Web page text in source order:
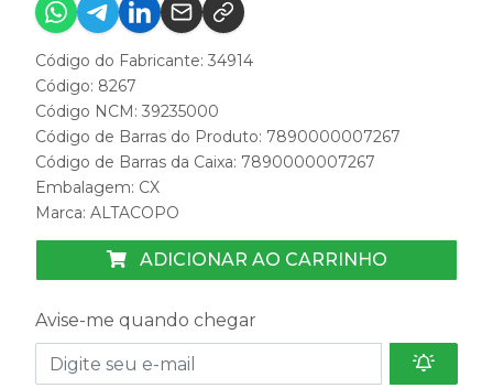
Código do Fabricante: 34914
Código: 8267
Código NCM: 39235000
Código de Barras do Produto: 7890000007267
Código de Barras da Caixa: 7890000007267
Embalagem: CX
Marca: ALTACOPO
ADICIONAR AO CARRINHO
Avise-me quando chegar